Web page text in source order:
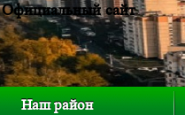
Официальный сайт
Наш район